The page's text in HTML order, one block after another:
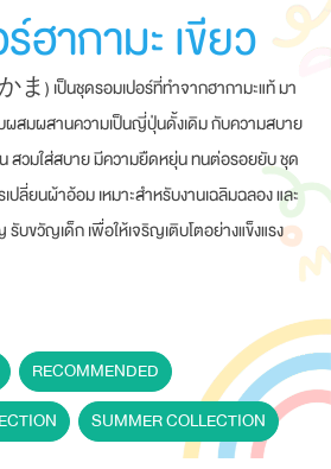
ฮากามะ เขียว
ま) เป็นชุดรอมเปอร์ที่ทำจากฮากามะแท้ มา
สมผสานความเป็นญี่ปุ่นดั้งเดิม กับความสบาย
สวมใส่สบาย มีความยืดหยุ่น ทนต่อรอยยับ ชุด
ปลี่ยนผ้าอ้อม เหมาะสำหรับงานเฉลิมฉลอง และ
บขวัญเด็ก เพื่อให้เจริญเติบโตอย่างแข็งแรง
RECOMMENDED
SUMMER COLLECTION